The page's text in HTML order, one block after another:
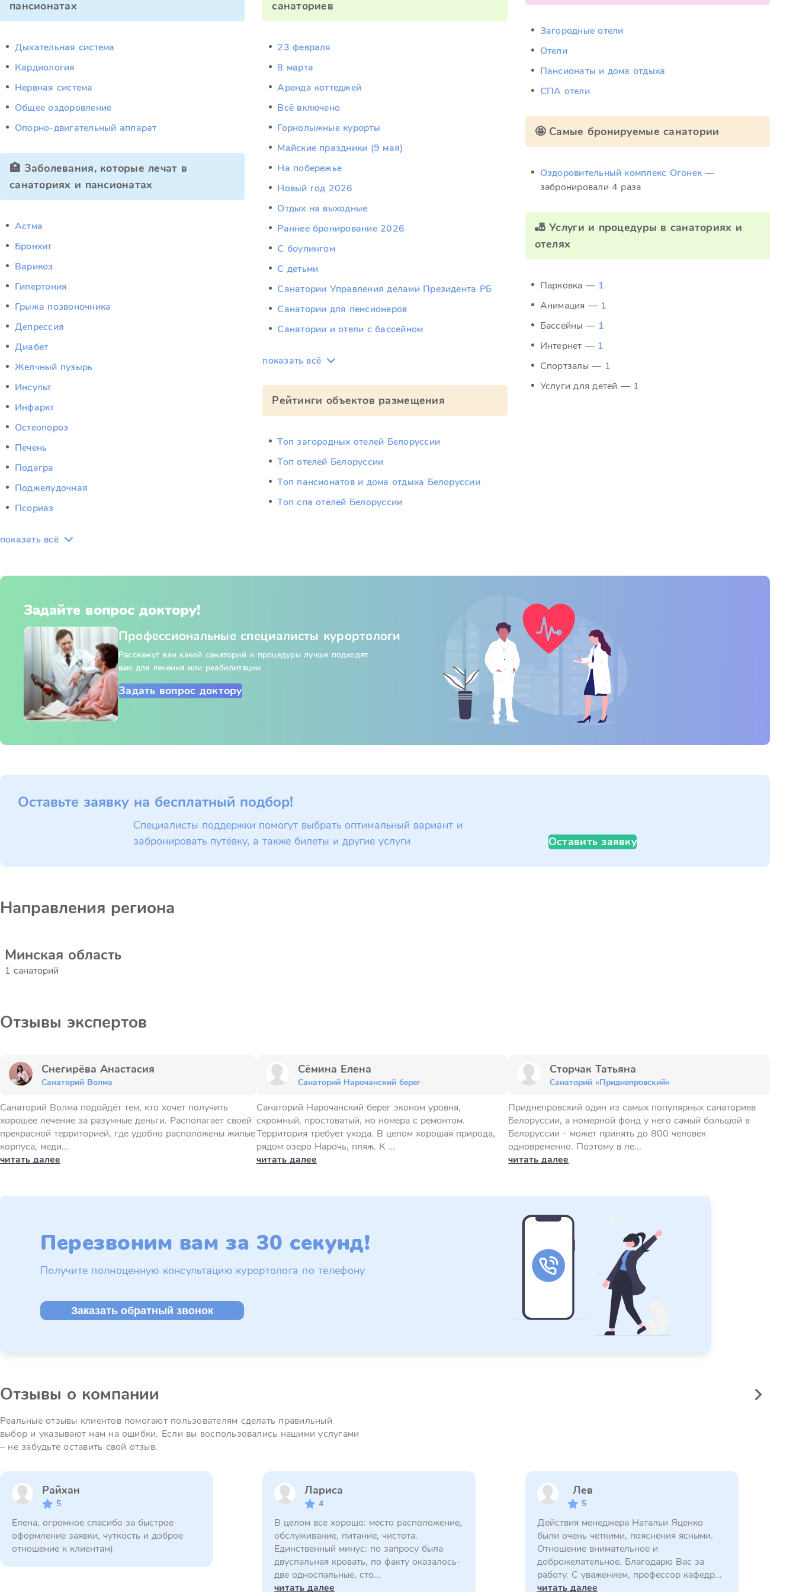
пансионатах
Дыхательная система
Кардиология
Нервная система
Общее оздоровление
Опорно-двигательный аппарат
🏥 Заболевания, которые лечат в
санаториях и пансионатах
Астма
Бронхит
Варикоз
Гипертония
Грыжа позвоночника
Депрессия
Диабет
Желчный пузырь
Инсульт
Инфаркт
Остеопороз
Печень
Подагра
Поджелудочная
Псориаз
показать всё
санаториев
23 февраля
8 марта
Аренда коттеджей
Всё включено
Горнолыжные курорты
Майские праздники (9 мая)
На побережье
Новый год 2026
Отдых на выходные
Раннее бронирование 2026
С боулингом
С детьми
Санатории Управления делами Президента РБ
Санатории для пенсионеров
Санатории и отели с бассейном
показать всё
Рейтинги объектов размещения
Топ загородных отелей Белоруссии
Топ отелей Белоруссии
Топ пансионатов и дома отдыха Белоруссии
Топ спа отелей Белоруссии
Загородные отели
Отели
Пансионаты и дома отдыха
СПА отели
🤩 Самые бронируемые санатории
Оздоровительный комплекс Огонек —
забронировали 4 раза
🎳 Услуги и процедуры в санаториях и
отелях
Парковка — 1
Анимация — 1
Бассейны — 1
Интернет — 1
Спортзалы — 1
Услуги для детей — 1
Задайте вопрос доктору!
Профессиональные специалисты курортологи
Расскажут вам какой санаторий и процедуры лучше подходят
вам для лечения или реабилитации
Задать вопрос доктору
Оставьте заявку на бесплатный подбор!
Специалисты поддержки помогут выбрать оптимальный вариант и
забронировать путёвку, а также билеты и другие услуги
Оставить заявку
Направления региона
Минская область
1 санаторий
Отзывы экспертов
Снегирёва Анастасия
Санаторий Волма
Санаторий Волма подойдёт тем, кто хочет получить
хорошее лечение за разумные деньги. Располагает своей
прекрасной территорией, где удобно расположены жилые
корпуса, меди...
читать далее
Сёмина Елена
Санаторий Нарочанский берег
Санаторий Нарочанский берег эконом уровня,
скромный, простоватый, но номера с ремонтом.
Территория требует ухода. В целом хорошая природа,
рядом озеро Нарочь, пляж. К ...
читать далее
Сторчак Татьяна
Санаторий «Приднепровский»
Приднепровский один из самых популярных санаториев
Белоруссии, а номерной фонд у него самый большой в
Белоруссии - может принять до 800 человек
одновременно. Поэтому в ле...
читать далее
Перезвоним вам за 30 секунд!
Получите полноценную консультацию курортолога по телефону
Заказать обратный звонок
Отзывы о компании
Реальные отзывы клиентов помогают пользователям сделать правильный
выбор и указывают нам на ошибки. Если вы воспользовались нашими услугами
– не забудьте оставить свой отзыв.
Райхан
5
Елена, огромное спасибо за быстрое
оформление заявки, чуткость и доброе
отношение к клиентам)
Лариса
4
В целом все хорошо: место расположение,
обслуживание, питание, чистота.
Единственный минус: по запросу была
двуспальная кровать, по факту оказалось-
две односпальные, сто...
читать далее
Лев
5
Действия менеджера Натальи Яценко
были очень четкими, пояснения ясными.
Отношение внимательное и
доброжелательное. Благодарю Вас за
работу. С уважением, профессор кафедр...
читать далее